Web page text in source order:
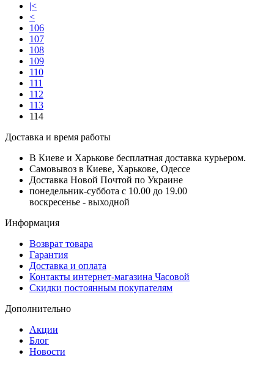
|<
<
106
107
108
109
110
111
112
113
114
Доставка и время работы
В Киеве и Харькове бесплатная доставка курьером.
Самовывоз в Киеве, Харькове, Одессе
Доставка Новой Почтой по Украине
понедельник-суббота с 10.00 до 19.00
воскресенье - выходной
Информация
Возврат товара
Гарантия
Доставка и оплата
Контакты интернет-магазина Часовой
Скидки постоянным покупателям
Дополнительно
Акции
Блог
Новости